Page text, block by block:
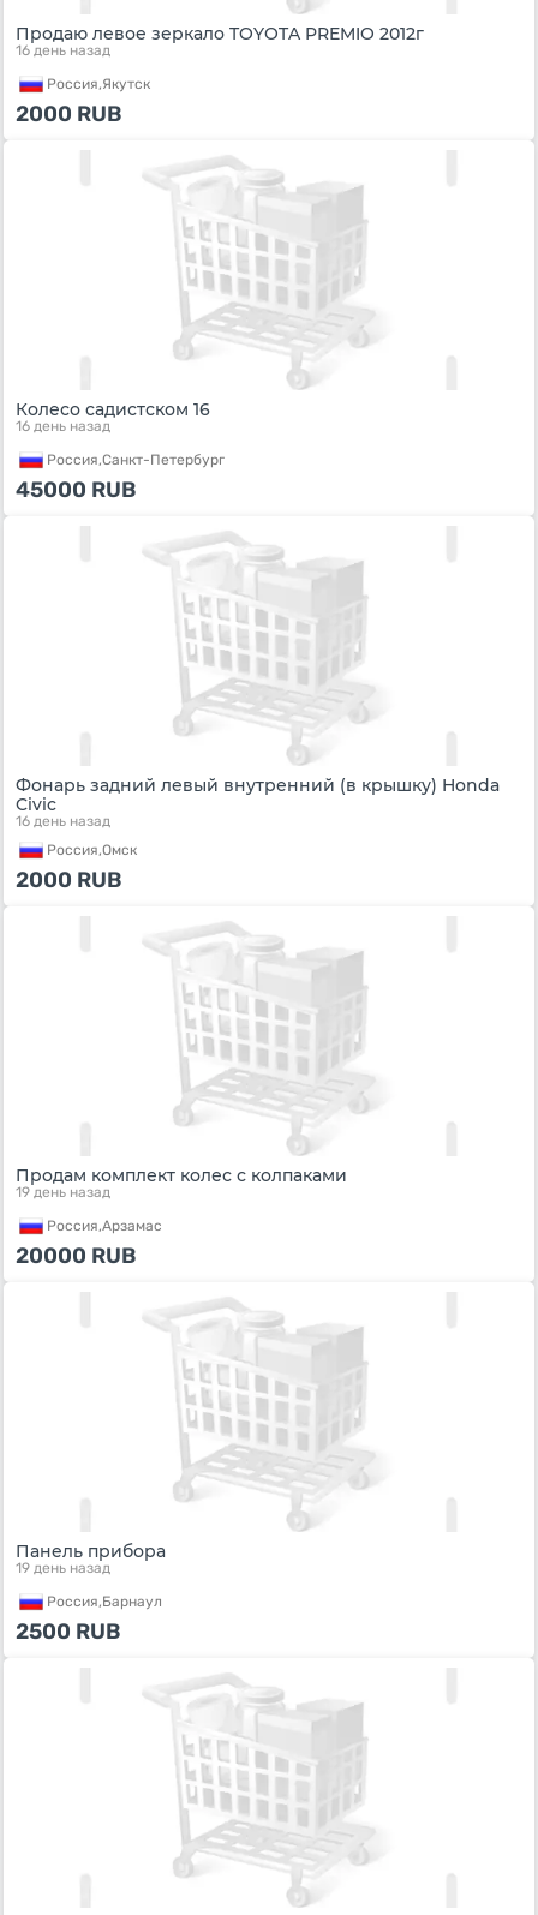
Продаю левое зеркало TOYOTA PREMIO 2012г
16 день назад
Россия,Якутск
2000 RUB
Колесо садистском 16
16 день назад
Россия,Санкт-Петербург
45000 RUB
Фонарь задний левый внутренний (в крышку) Honda
Civic
16 день назад
Россия,Омск
2000 RUB
Продам комплект колес с колпаками
19 день назад
Россия,Арзамас
20000 RUB
Панель прибора
19 день назад
Россия,Барнаул
2500 RUB